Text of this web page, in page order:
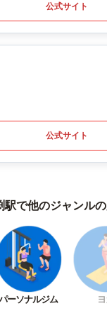
公式サイト
公式サイト
駅で他のジャンル
ーソナルジム